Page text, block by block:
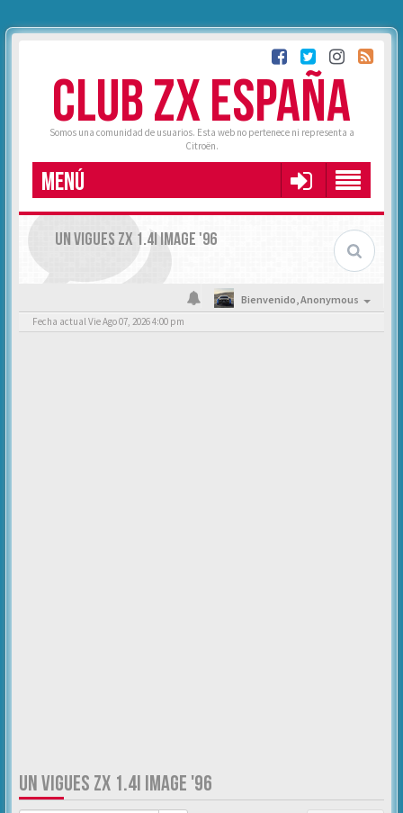
CLUB ZX ESPAÑA
Somos una comunidad de usuarios. Esta web no pertenece ni representa a
Citroën.
MENÚ
UN VIGUES ZX 1.4I IMAGE '96
Bienvenido,Anonymous
Fecha actual Vie Ago 07, 2026 4:00 pm
UN VIGUES ZX 1.4I IMAGE '96